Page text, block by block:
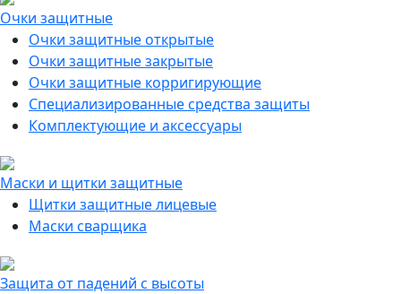
Очки защитные
Очки защитные открытые
Очки защитные закрытые
Очки защитные корригирующие
Специализированные средства защиты
Комплектующие и аксессуары
Маски и щитки защитные
Щитки защитные лицевые
Маски сварщика
Защита от падений с высоты